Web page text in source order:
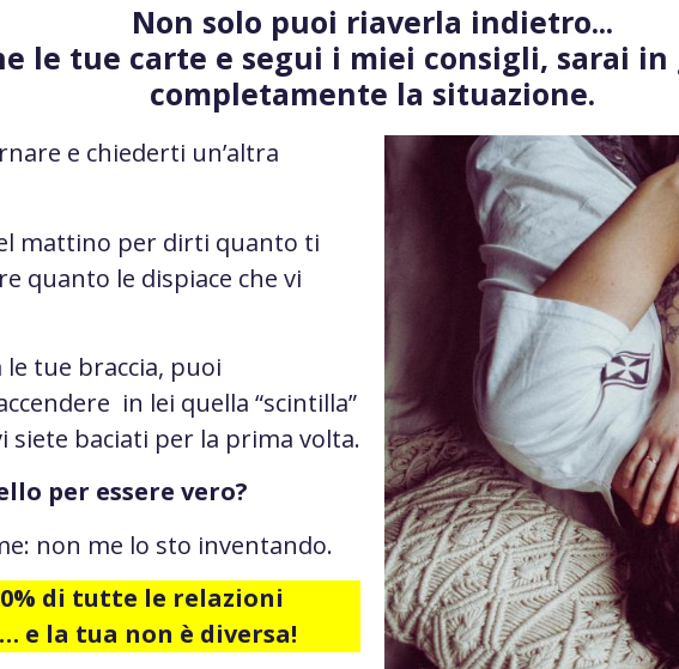
Non solo puoi riaverla indietro...
le tue carte e segui i miei consigli, sarai
completamente la situazione.
e chiederti un’altra
mattino per dirti quanto ti
quanto le dispiace che vi
tue braccia, puoi
in lei quella “scintilla”
siete baciati per la prima volta.
per essere vero?
non me lo sto inventando.
di tutte le relazioni
e la tua non è diversa!